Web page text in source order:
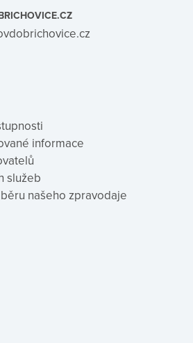
informace
služeb
našeho zpravodaje